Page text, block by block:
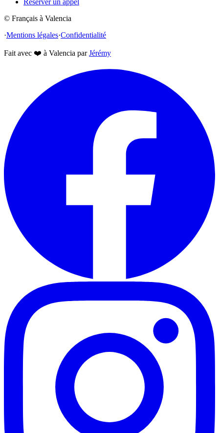
Réserver un appel
© Français à Valencia
·Mentions légales·Confidentialité
Fait avec ❤️ à Valencia par Jérémy